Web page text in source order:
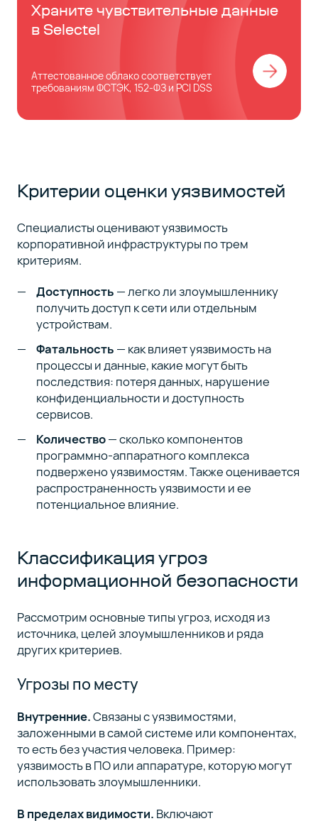
Храните чувствительные данные
в Selectel
Аттестованное облако cоответствует
требованиям ФСТЭК, 152-ФЗ и PCI DSS
Критерии оценки уязвимостей
Специалисты оценивают уязвимость
корпоративной инфраструктуры по трем
критериям.
Доступность — легко ли злоумышленнику
получить доступ к сети или отдельным
устройствам.
Фатальность — как влияет уязвимость на
процессы и данные, какие могут быть
последствия: потеря данных, нарушение
конфиденциальности и доступность
сервисов.
Количество— сколько компонентов
программно-аппаратного комплекса
подвержено уязвимостям. Также оценивается
распространенность уязвимости и ее
потенциальное влияние.
Классификация угроз
информационной безопасности
Рассмотрим основные типы угроз, исходя из
источника, целей злоумышленников и ряда
других критериев.
Угрозы по месту
Внутренние.Связаны с уязвимостями,
заложенными в самой системе или компонентах,
то есть без участия человека. Пример:
уязвимость в ПО или аппаратуре, которую могут
использовать злоумышленники.
В пределах видимости. Включают